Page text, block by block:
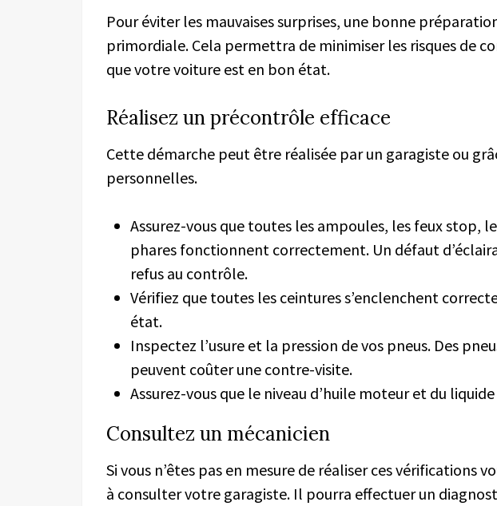
Pour éviter les mauvaises surprises, une bonne
primordiale. Cela permettra de minimiser les risques de
que votre voiture est en bon état.
Réalisez un précontrôle efficace
Cette démarche peut être réalisée par un garagiste ou
personnelles.
Assurez-vous que toutes les ampoules, les feux stop,
phares fonctionnent correctement. Un défaut
refus au contrôle.
Vérifiez que toutes les ceintures s’enclenchent
état.
Inspectez l’usure et la pression de vos pneus. Des
peuvent coûter une contre-visite.
Assurez-vous que le niveau d’huile moteur et du
Consultez un mécanicien
Si vous n’êtes pas en mesure de réaliser ces vérifications
à consulter votre garagiste. Il pourra effectuer un